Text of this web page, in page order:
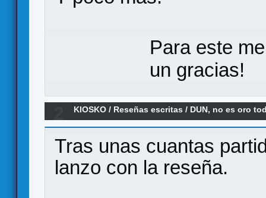
Para este
un gracias!
KIOSKO / Reseñas escritas / DUN, no es oro
Tras unas cuantas
lanzo con la reseña.